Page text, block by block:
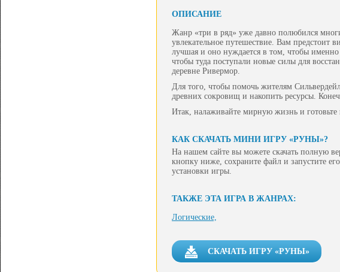
ОПИСАНИЕ
Жанр «три в ряд» уже давно полюбился
увлекательное путешествие. Вам предстоит
лучшая и оно нуждается в том, чтобы
чтобы туда поступали новые силы для
деревне Ривермор.
Для того, чтобы помочь жителям
древних сокровищ и накопить ресурсы.
Итак, налаживайте мирную жизнь и
КАК СКАЧАТЬ МИНИ ИГРУ «РУНЫ»?
На нашем сайте вы можете скачать полную
кнопку ниже, сохраните файл и запустите
установки игры.
ТАКЖЕ ЭТА ИГРА В ЖАНРАХ:
Логические,
СКАЧАТЬ ИГРУ «РУНЫ»